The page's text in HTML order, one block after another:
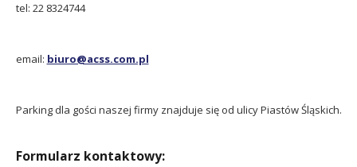
tel: 22 8324744
email: biuro@acss.com.pl
Parking dla gości naszej firmy znajduje się od ulicy Piastów Śląskich.
Formularz kontaktowy: